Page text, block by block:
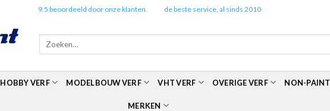
9.5 beoordeeld door onze klanten. de beste service, al sinds 2010
Zoeken
HOBBY VERF MODELBOUW VERF VHT VERF OVERIGE VERF NON-PAINT
MERKEN